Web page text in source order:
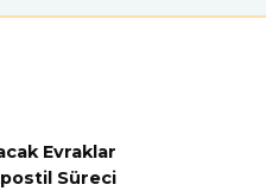
Evraklar
Süreci